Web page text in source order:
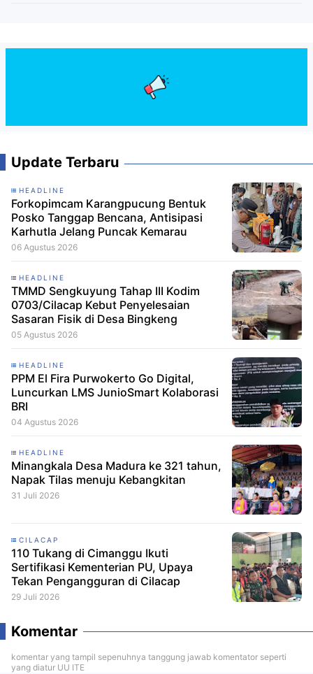
Update Terbaru
HEADLINE
Forkopimcam Karangpucung Bentuk
Posko Tanggap Bencana, Antisipasi
Karhutla Jelang Puncak Kemarau
06 Agustus 2026
HEADLINE
TMMD Sengkuyung Tahap III Kodim
0703/Cilacap Kebut Penyelesaian
Sasaran Fisik di Desa Bingkeng
05 Agustus 2026
HEADLINE
PPM El Fira Purwokerto Go Digital,
Luncurkan LMS JunioSmart Kolaborasi
BRI
04 Agustus 2026
HEADLINE
Minangkala Desa Madura ke 321 tahun,
Napak Tilas menuju Kebangkitan
31 Juli 2026
CILACAP
110 Tukang di Cimanggu Ikuti
Sertifikasi Kementerian PU, Upaya
Tekan Pengangguran di Cilacap
29 Juli 2026
Komentar
komentar yang tampil sepenuhnya tanggung jawab komentator seperti
yang diatur UU ITE